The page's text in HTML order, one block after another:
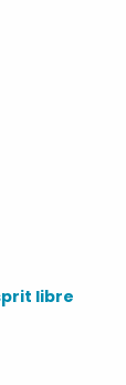
libre
de